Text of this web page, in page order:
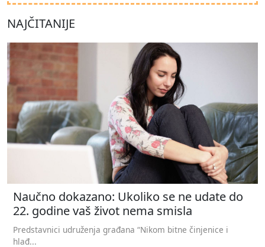
NAJČITANIJE
Naučno dokazano: Ukoliko se ne udate do
22. godine vaš život nema smisla
Predstavnici udruženja građana “Nikom bitne činjenice i
hlađ...